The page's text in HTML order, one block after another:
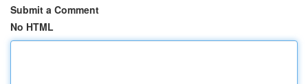
Submit a Comment
No HTML